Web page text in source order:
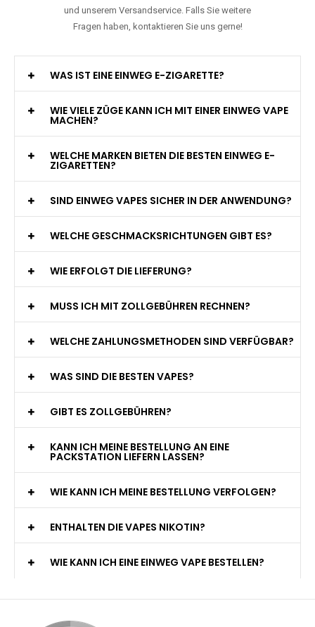
und unserem Versandservice. Falls Sie weitere
Fragen haben, kontaktieren Sie uns gerne!
WAS IST EINE EINWEG E-ZIGARETTE?
WIE VIELE ZÜGE KANN ICH MIT EINER EINWEG VAPE
MACHEN?
WELCHE MARKEN BIETEN DIE BESTEN EINWEG E-
ZIGARETTEN?
SIND EINWEG VAPES SICHER IN DER ANWENDUNG?
WELCHE GESCHMACKSRICHTUNGEN GIBT ES?
WIE ERFOLGT DIE LIEFERUNG?
MUSS ICH MIT ZOLLGEBÜHREN RECHNEN?
WELCHE ZAHLUNGSMETHODEN SIND VERFÜGBAR?
WAS SIND DIE BESTEN VAPES?
GIBT ES ZOLLGEBÜHREN?
KANN ICH MEINE BESTELLUNG AN EINE
PACKSTATION LIEFERN LASSEN?
WIE KANN ICH MEINE BESTELLUNG VERFOLGEN?
ENTHALTEN DIE VAPES NIKOTIN?
WIE KANN ICH EINE EINWEG VAPE BESTELLEN?